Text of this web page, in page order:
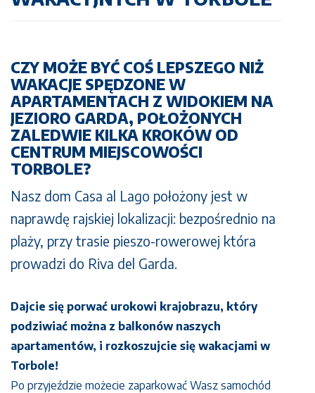
CZY MOŻE BYĆ COŚ LEPSZEGO NIŻ
WAKACJE SPĘDZONE W
APARTAMENTACH Z WIDOKIEM NA
JEZIORO GARDA, POŁOŻONYCH
ZALEDWIE KILKA KROKÓW OD
CENTRUM MIEJSCOWOŚCI
TORBOLE?
Nasz dom Casa al Lago położony jest w
naprawdę rajskiej lokalizacji: bezpośrednio na
plaży, przy trasie pieszo-rowerowej która
prowadzi do Riva del Garda.
Dajcie się porwać urokowi krajobrazu, który
podziwiać można z balkonów naszych
apartamentów, i rozkoszujcie się wakacjami w
Torbole!
Po przyjeździe możecie zaparkować Wasz samochód